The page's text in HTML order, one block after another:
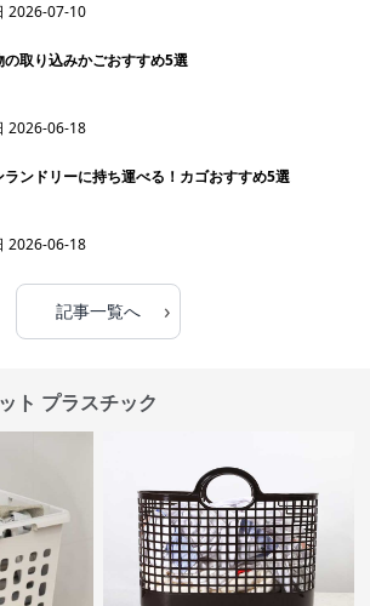
2026-07-10
の取り込みかごおすすめ5選
2026-06-18
ランドリーに持ち運べる！カゴおすすめ5選
2026-06-18
記事一覧へ ›
ト プラスチック